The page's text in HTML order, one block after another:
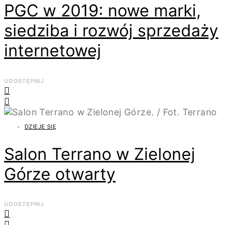
PGC w 2019: nowe marki,
siedziba i rozwój sprzedaży
internetowej
UDOSTĘPNIJ
DZIEJE SIĘ
Salon Terrano w Zielonej
Górze otwarty
UDOSTĘPNIJ